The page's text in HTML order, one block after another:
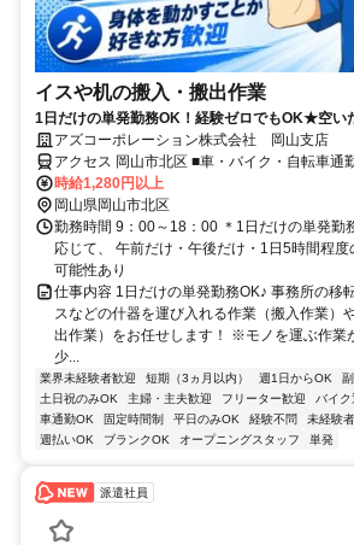
イスや机の搬入・搬出作業
1日だけの単発勤務OK！経験ゼロでもOK★空い
◎週払いOK＆履歴書も不要！
アズコーポレーション株式会社 岡山支店
アクセス 岡山市北区 ■車・バイク・自転車通
時給1,280円以上
岡山県岡山市北区
勤務時間 9：00～18：00 ＊1日だけの単発勤
応じて、 午前だけ・午後だけ・1日5時間程
可能性あり
仕事内容 1日だけの単発勤務OK♪ 事務所の移
スなどの什器を運び入れる作業（搬入作業）
出作業）をお任せします！ ※モノを運ぶ作業
少...
業界未経験者歓迎 短期（3ヵ月以内） 週1日からOK
土日祝のみOK
主婦・主夫歓迎 フリーター歓迎 バイ
車通勤OK
固定時間制 平日のみOK 経験不問 未経験
週払いOK
ブランクOK オープニングスタッフ 単発
派遣社員